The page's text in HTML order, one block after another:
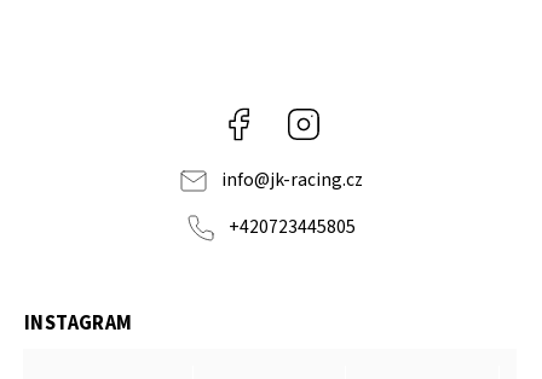
Facebook
info@jk-racing.cz
+420723445805
INSTAGRAM